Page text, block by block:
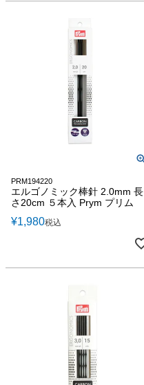
PRM194220
エルゴノミック棒針 2.0mm 長
さ20cm ５本入 Prym プリム
¥1,980税込